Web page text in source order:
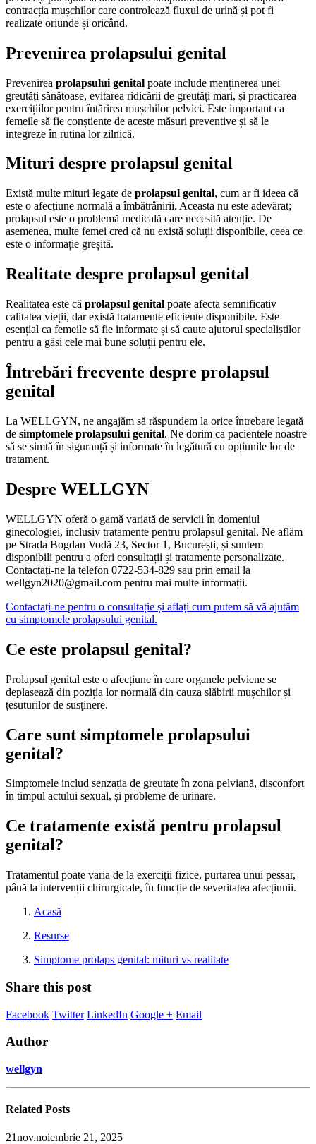
contracția mușchilor care controlează fluxul de urină și pot fi
realizate oriunde și oricând.
Prevenirea prolapsului genital
Prevenirea prolapsului genital poate include menținerea unei
greutăți sănătoase, evitarea ridicării de greutăți mari, și practicarea
exercițiilor pentru întărirea mușchilor pelvici. Este important ca
femeile să fie conștiente de aceste măsuri preventive și să le
integreze în rutina lor zilnică.
Mituri despre prolapsul genital
Există multe mituri legate de prolapsul genital, cum ar fi ideea că
este o afecțiune normală a îmbătrânirii. Aceasta nu este adevărat;
prolapsul este o problemă medicală care necesită atenție. De
asemenea, multe femei cred că nu există soluții disponibile, ceea ce
este o informație greșită.
Realitate despre prolapsul genital
Realitatea este că prolapsul genital poate afecta semnificativ
calitatea vieții, dar există tratamente eficiente disponibile. Este
esențial ca femeile să fie informate și să caute ajutorul specialiștilor
pentru a găsi cele mai bune soluții pentru ele.
Întrebări frecvente despre prolapsul
genital
La WELLGYN, ne angajăm să răspundem la orice întrebare legată
de simptomele prolapsului genital. Ne dorim ca pacientele noastre
să se simtă în siguranță și informate în legătură cu opțiunile lor de
tratament.
Despre WELLGYN
WELLGYN oferă o gamă variată de servicii în domeniul
ginecologiei, inclusiv tratamente pentru prolapsul genital. Ne aflăm
pe Strada Bogdan Vodă 23, Sector 1, București, și suntem
disponibili pentru a oferi consultații și tratamente personalizate.
Contactați-ne la telefon 0722-534-829 sau prin email la
wellgyn2020@gmail.com pentru mai multe informații.
Contactați-ne pentru o consultație și aflați cum putem să vă ajutăm
cu simptomele prolapsului genital.
Ce este prolapsul genital?
Prolapsul genital este o afecțiune în care organele pelviene se
deplasează din poziția lor normală din cauza slăbirii mușchilor și
țesuturilor de susținere.
Care sunt simptomele prolapsului
genital?
Simptomele includ senzația de greutate în zona pelviană, disconfort
în timpul actului sexual, și probleme de urinare.
Ce tratamente există pentru prolapsul
genital?
Tratamentul poate varia de la exerciții fizice, purtarea unui pessar,
până la intervenții chirurgicale, în funcție de severitatea afecțiunii.
Acasă
Resurse
Simptome prolaps genital: mituri vs realitate
Share this post
Facebook Twitter LinkedIn Google + Email
Author
wellgyn
Related Posts
21nov.noiembrie 21, 2025